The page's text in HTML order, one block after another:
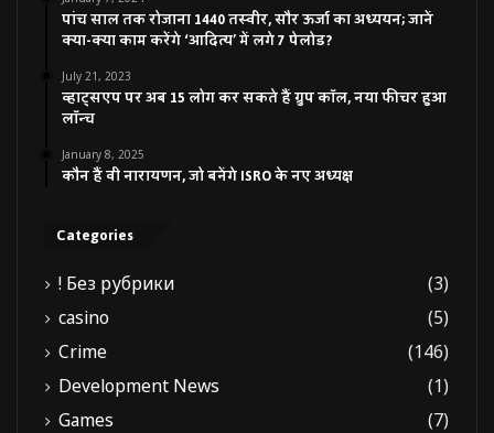
पांच साल तक रोजाना 1440 तस्वीर, सौर ऊर्जा का अध्ययन; जानें
क्या-क्या काम करेंगे ‘आदित्य’ में लगे 7 पेलोड?
July 21, 2023
व्हाट्सएप पर अब 15 लोग कर सकते हैं ग्रुप कॉल, नया फीचर हुआ
लॉन्च
January 8, 2025
कौन हैं वी नारायणन, जो बनेंगे ISRO के नए अध्यक्ष
Categories
! Без рубрики
(3)
casino
(5)
Crime
(146)
Development News
(1)
Games
(7)